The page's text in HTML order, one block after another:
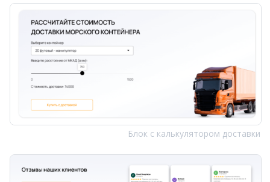
Блок с калькулятором доставки